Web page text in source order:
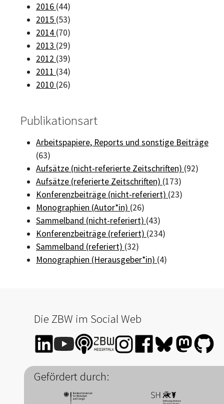
2016 (44)
2015 (53)
2014 (70)
2013 (29)
2012 (39)
2011 (34)
2010 (26)
Publikationsart
Arbeitspapiere, Reports und sonstige Beiträge
(63)
Aufsätze (nicht-referierte Zeitschriften) (92)
Aufsätze (referierte Zeitschriften) (173)
Konferenzbeiträge (nicht-referiert) (23)
Monographien (Autor*in) (26)
Sammelband (nicht-referiert) (43)
Konferenzbeiträge (referiert) (234)
Sammelband (referiert) (32)
Monographien (Herausgeber*in) (4)
Die ZBW im Social Web
Gefördert durch: